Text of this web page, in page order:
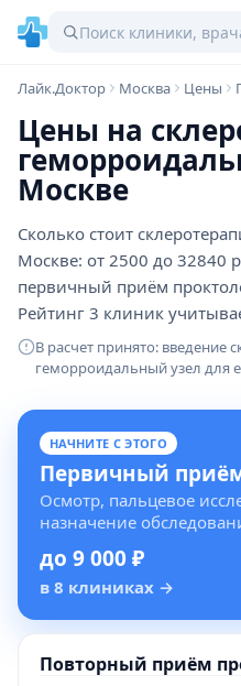
Лайк.Доктор Москва Цены
Цены на
Москве
Сколько стоит
Москве: от 2500 до 32840
первичный приём
Рейтинг 3 клиник
В расчет принято: введение
геморроидальный узел для
НАЧНИТЕ С ЭТОГО
Первичный
Осмотр, пальцевое
назначение
до 9 000 ₽
в 8 клиниках →
Повторный приём